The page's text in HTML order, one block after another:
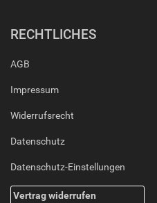
RECHTLICHES
AGB
Impressum
Widerrufsrecht
Datenschutz
Datenschutz-Einstellungen
Vertrag widerrufen